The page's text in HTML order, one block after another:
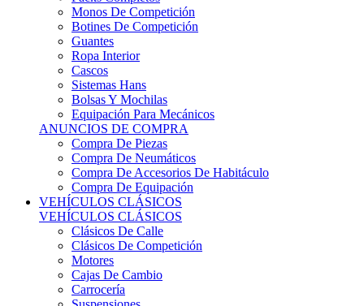
Botines De Competición
Guantes
Ropa Interior
Cascos
Sistemas Hans
Bolsas Y Mochilas
Equipación Para Mecánicos
ANUNCIOS DE COMPRA
Compra De Piezas
Compra De Neumáticos
Compra De Accesorios De Habitáculo
Compra De Equipación
VEHÍCULOS CLÁSICOS
VEHÍCULOS CLÁSICOS
Clásicos De Calle
Clásicos De Competición
Motores
Cajas De Cambio
Carrocería
Suspensiones
Habitáculo